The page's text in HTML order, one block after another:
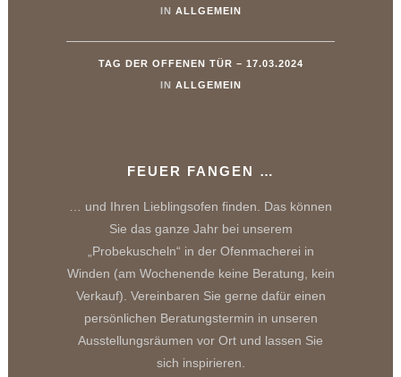
IN ALLGEMEIN
TAG DER OFFENEN TÜR – 17.03.2024
IN ALLGEMEIN
FEUER FANGEN …
… und Ihren Lieblingsofen finden. Das können
Sie das ganze Jahr bei unserem
„Probekuscheln“ in der Ofenmacherei in
Winden (am Wochenende keine Beratung, kein
Verkauf). Vereinbaren Sie gerne dafür einen
persönlichen Beratungstermin in unseren
Ausstellungsräumen vor Ort und lassen Sie
sich inspirieren.